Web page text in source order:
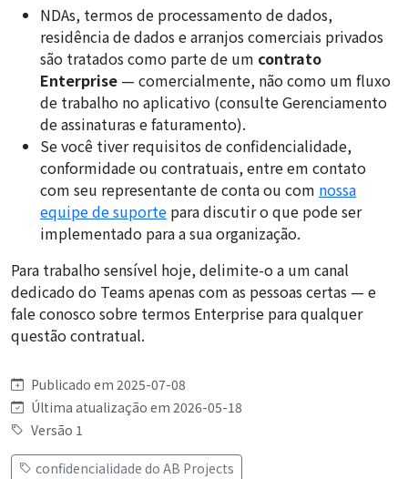
NDAs, termos de processamento de dados,
residência de dados e arranjos comerciais privados
são tratados como parte de um contrato
Enterprise — comercialmente, não como um fluxo
de trabalho no aplicativo (consulteGerenciamento
de assinaturas e faturamento).
Se você tiver requisitos de confidencialidade,
conformidade ou contratuais, entre em contato
com seu representante de conta ou com nossa
equipe de suporte para discutir o que pode ser
implementado para a sua organização.
Para trabalho sensível hoje, delimite-o a um canal
dedicado do Teams apenas com as pessoas certas — e
fale conosco sobre termos Enterprise para qualquer
questão contratual.
Publicado em 2025-07-08
Última atualização em 2026-05-18
Versão 1
confidencialidade do AB Projects